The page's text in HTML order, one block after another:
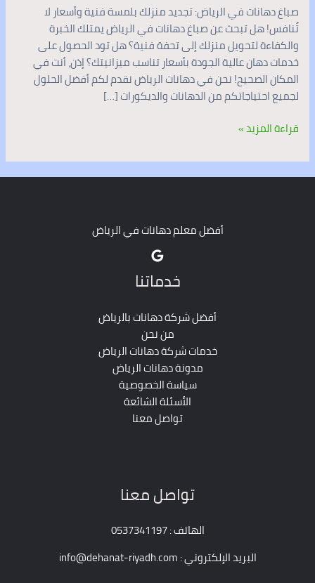
صباغ دهانات في الرياض: تجديد منزلك بلمسة فنية وأسعار لا
تُنافس! هل تبحث عن صباغ دهانات في الرياض يمتلك الخبرة
والكفاءة لتحويل منزلك إلى تحفة فنية؟ هل تود الحصول على
خدمات دهان عالية الجودة بأسعار تناسب ميزانيتك؟ إذن، أنت في
المكان الصحيح! نحن في دهانات الرياض نقدم لكم أفضل الحلول
لجميع احتياجاتكم من الدهانات والديكورات […]
قراءة المزيد »
أفضل معلم دهانات في الرياض
خدماتنا
أفضل شركة دهانات بالرياض
من نحن
خدمات شركة دهانات الرياض
مدونة دهانات الرياض
سياسة الخصوصية
الأسئلة الشائعة
تواصل معنا
تواصل معنا
الهاتف : 0537341197
البريد الإلكتروني : info@dehanat-riyadh.com